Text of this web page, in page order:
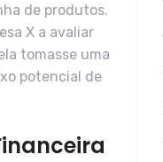
de produtos.
X a avaliar
tomasse uma
potencial de